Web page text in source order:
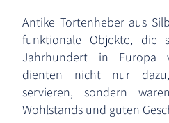
Antike Tortenheber aus
funktionale Objekte, die
Jahrhundert in Europa
dienten nicht nur
servieren, sondern
Wohlstands und guten